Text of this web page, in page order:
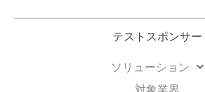
テストスポンサー
ソリューション